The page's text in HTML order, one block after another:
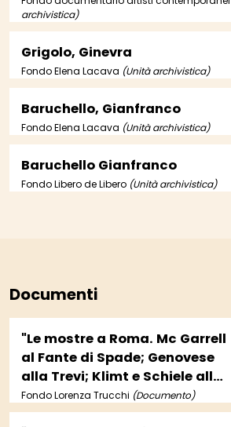
archivistica)
Grigolo, Ginevra
Fondo Elena Lacava (Unità archivistica)
Baruchello, Gianfranco
Fondo Elena Lacava (Unità archivistica)
Baruchello Gianfranco
Fondo Libero de Libero (Unità archivistica)
Documenti
"Le mostre a Roma. Mc Garrell
al Fante di Spade; Genovese
alla Trevi; Klimt e Schiele alla
Marlborough..."
Fondo Lorenza Trucchi (Documento)